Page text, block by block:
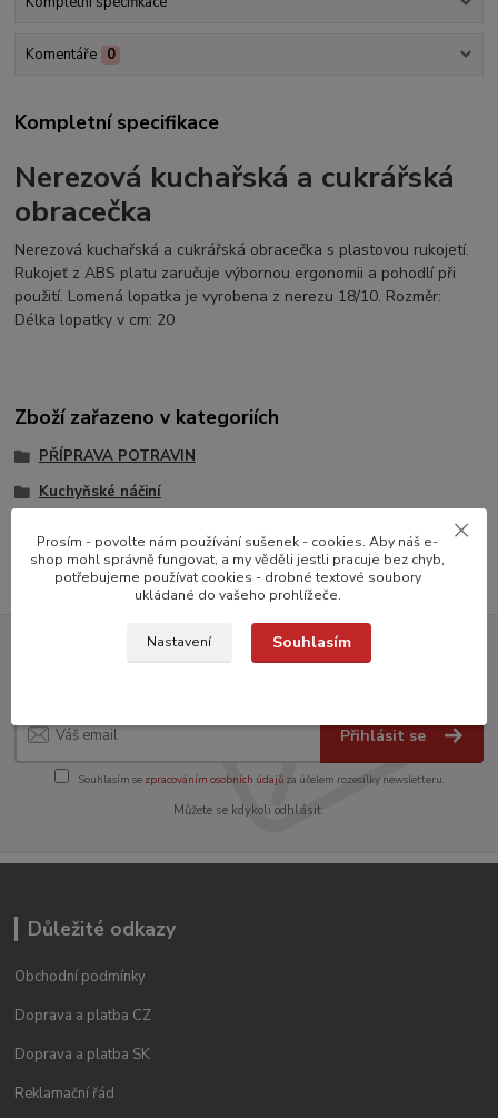
Komentáře 0
Kompletní specifikace
Nerezová kuchařská a cukrářská
obracečka
Nerezová kuchařská a cukrářská obracečka s plastovou rukojetí.
Rukojeť z ABS platu zaručuje výbornou ergonomii a pohodlí při
použití. Lomená lopatka je vyrobena z nerezu 18/10. Rozměr:
Délka lopatky v cm: 20
Zboží zařazeno v kategoriích
PŘÍPRAVA POTRAVIN
Kuchyňské náčiní
Přihlašte se k odběru novinek
Přihlásit se
Souhlasím se zpracováním osobních údajůza účelem rozesílky newsletteru.
Můžete se kdykoli odhlásit.
Důležité odkazy
Obchodní podmínky
Doprava a platba CZ
Doprava a platba SK
Reklamační řád
Prosím - povolte nám používání sušenek - cookies. Aby náš e-
shop mohl správně fungovat, a my věděli jestli pracuje bez chyb,
potřebujeme používat cookies - drobné textové soubory
ukládané do vašeho prohlížeče.
Nastavení Souhlasím